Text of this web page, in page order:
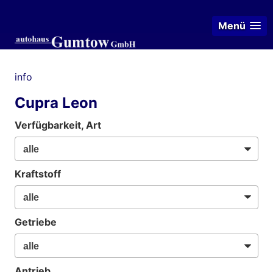
Menü
info
Cupra Leon
Verfügbarkeit, Art
Kraftstoff
Getriebe